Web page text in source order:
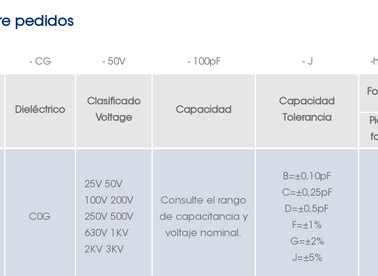
pedidos
- CG - 50V - 100pF - J -h
Dieléctrico
Clasificado
Voltage
Capacidad
Capacidad
Tolerancia
C0G
25V 50V
100V 200V
250V 500V
630V 1KV
2KV 3KV
Consulte el rango
de capacitancia y
voltaje nominal.
B=±0,10pF
C=±0,25pF
D=±0,5pF
F=±1%
G=±2%
J=±5%